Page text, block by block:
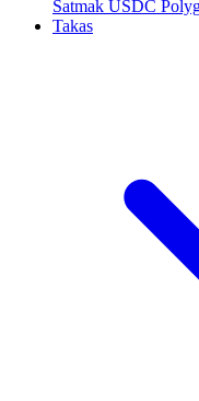
Satmak USDC
Takas